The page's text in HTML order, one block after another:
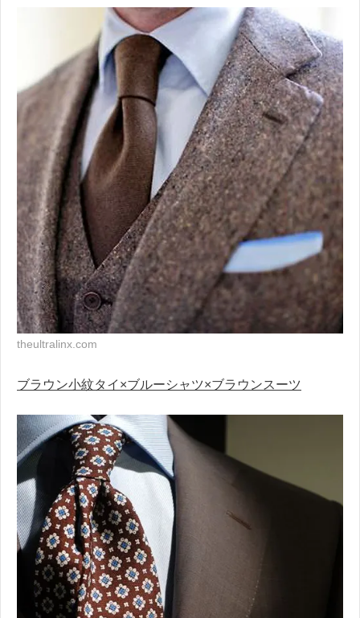
theultralinx.com
ブラウン小紋タイ×ブルーシャツ×ブラウンスーツ